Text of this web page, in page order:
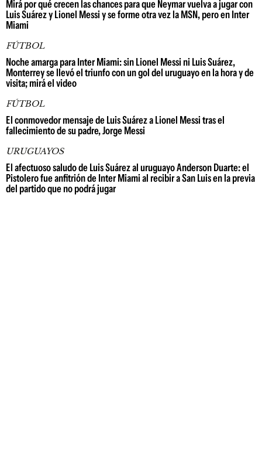
Mirá por qué crecen las chances para que Neymar vuelva a jugar con
Luis Suárez y Lionel Messi y se forme otra vez la MSN, pero en Inter
Miami
FÚTBOL
Noche amarga para Inter Miami: sin Lionel Messi ni Luis Suárez,
Monterrey se llevó el triunfo con un gol del uruguayo en la hora y de
visita; mirá el video
FÚTBOL
El conmovedor mensaje de Luis Suárez a Lionel Messi tras el
fallecimiento de su padre, Jorge Messi
URUGUAYOS
El afectuoso saludo de Luis Suárez al uruguayo Anderson Duarte: el
Pistolero fue anfitrión de Inter Miami al recibir a San Luis en la previa
del partido que no podrá jugar